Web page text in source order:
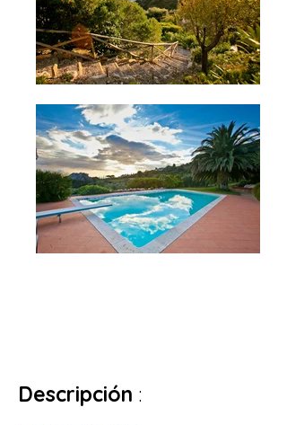
Descripción :